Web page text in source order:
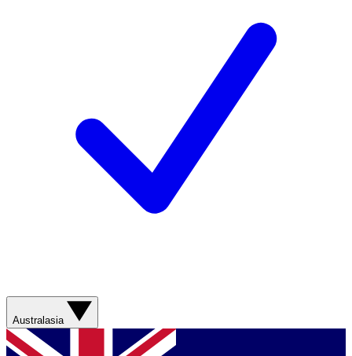
Australasia